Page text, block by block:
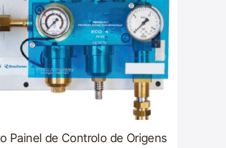
Painel de Controlo de Origens